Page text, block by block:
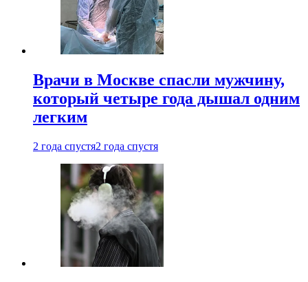
Врачи в Москве спасли мужчину,
который четыре года дышал одним
легким
2 года спустя2 года спустя